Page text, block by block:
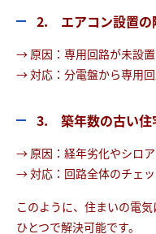
2. エアコン設置の
→ 原因：専用回路が未設置
→ 対応：分電盤から専用
3. 築年数の古い住
→ 原因：経年劣化やシロ
→ 対応：回路全体のチェ
このように、住まいの電
ひとつで解決可能です。